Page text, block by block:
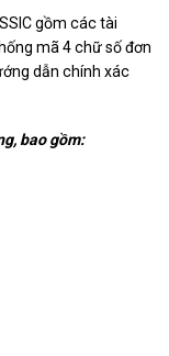
gồm các tài
mã 4 chữ số đơn
dẫn chính xác
bao gồm: